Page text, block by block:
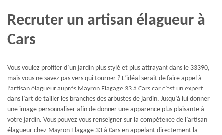
Recruter un artisan élagueur à
Cars
Vous voulez profiter d’un jardin plus stylé et plus attrayant dans le 33390,
mais vous ne savez pas vers qui tourner ? L’idéal serait de faire appel à
l’artisan élagueur auprès Mayron Elagage 33 à Cars car c’est un expert
dans l’art de tailler les branches des arbustes de jardin. Jusqu’à lui donner
une image personnaliser afin de donner une apparence plus plaisante à
votre jardin. Vous pouvez vous renseigner sur la compétence de l’artisan
élagueur chez Mayron Elagage 33 à Cars en appelant directement la